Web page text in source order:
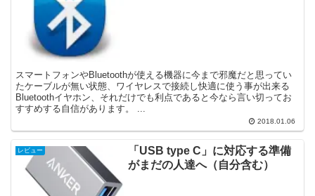
スマートフォンやBluetoothが使える機器に今まで邪魔だと思ってい
たケーブルが無い状態、ワイヤレスで接続し快適に使う事が出来る
Bluetoothイヤホン、それだけでも利点であると今なら言い切ってお
すすめする自信があります。 ...
2018.01.06
レビュー
「USB type C」に対応する準備
がまだの人達へ（自分含む）